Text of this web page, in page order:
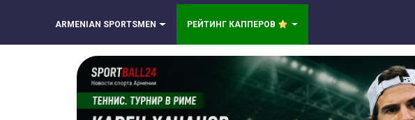
ARMENIAN SPORTSMEN РЕЙТИНГ КАППЕРОВ